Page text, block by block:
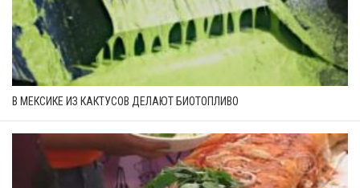
В МЕКСИКЕ ИЗ КАКТУСОВ ДЕЛАЮТ БИОТОПЛИВО